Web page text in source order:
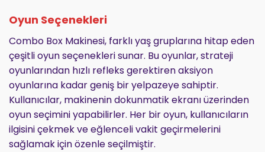
Oyun Seçenekleri
Combo Box Makinesi, farklı yaş gruplarına hitap eden
çeşitli oyun seçenekleri sunar. Bu oyunlar, strateji
oyunlarından hızlı refleks gerektiren aksiyon
oyunlarına kadar geniş bir yelpazeye sahiptir.
Kullanıcılar, makinenin dokunmatik ekranı üzerinden
oyun seçimini yapabilirler. Her bir oyun, kullanıcıların
ilgisini çekmek ve eğlenceli vakit geçirmelerini
sağlamak için özenle seçilmiştir.